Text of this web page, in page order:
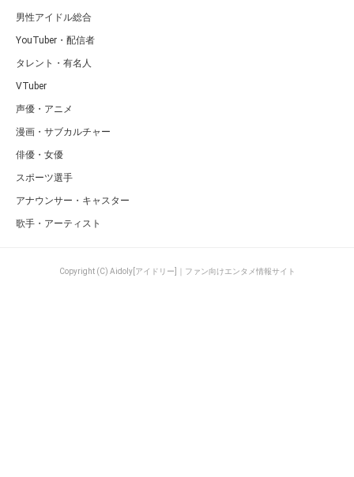
男性アイドル総合
YouTuber・配信者
タレント・有名人
VTuber
声優・アニメ
漫画・サブカルチャー
俳優・女優
スポーツ選手
アナウンサー・キャスター
歌手・アーティスト
Copyright (C) Aidoly[アイドリー]｜ファン向けエンタメ情報サイト